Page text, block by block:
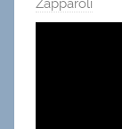
Zapparoli